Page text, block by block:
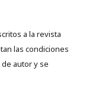
a la revista
las condiciones
autor y se